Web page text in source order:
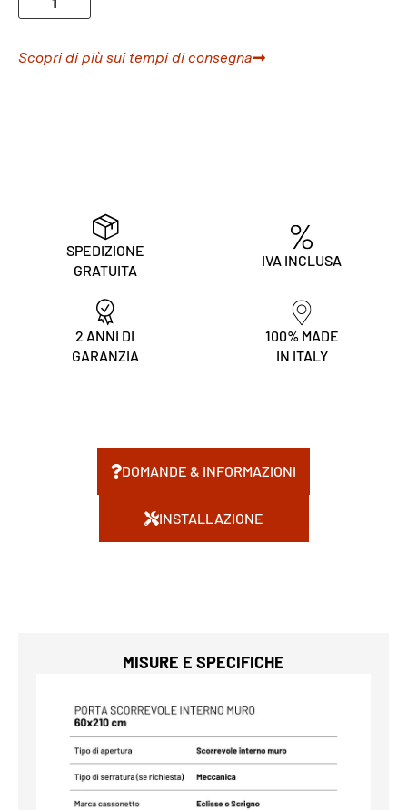
Scopri di più sui tempi di consegna
SPEDIZIONE
GRATUITA
IVA INCLUSA
2 ANNI DI
GARANZIA
100% MADE
IN ITALY
DOMANDE & INFORMAZIONI
INSTALLAZIONE
MISURE E SPECIFICHE